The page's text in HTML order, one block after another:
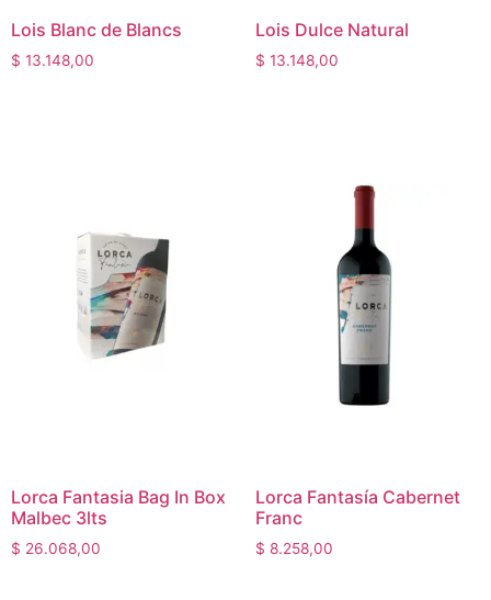
Lois Blanc de Blancs
$ 13.148,00
Lois Dulce Natural
$ 13.148,00
Lorca Fantasia Bag In Box
Malbec 3lts
$ 26.068,00
Lorca Fantasía Cabernet
Franc
$ 8.258,00